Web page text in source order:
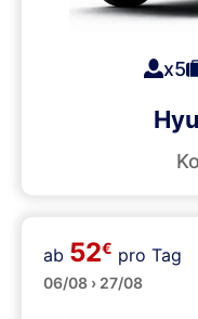
x5
SUVs
ab 52€ pro Tag
06/08 › 27/08